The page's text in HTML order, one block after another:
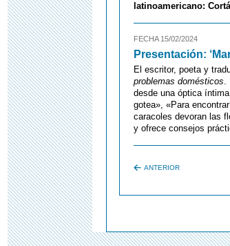
latinoamericano:
FECHA 15/02/2024
Presentación:
El escritor, poeta y
problemas domésticos.
desde una óptica
gotea», «Para
caracoles devoran las
y ofrece consejos
ANTERIOR